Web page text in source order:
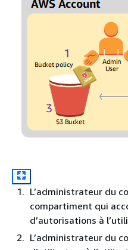
L’administrateur du
compartiment qui
d’autorisations à
L’administrateur du